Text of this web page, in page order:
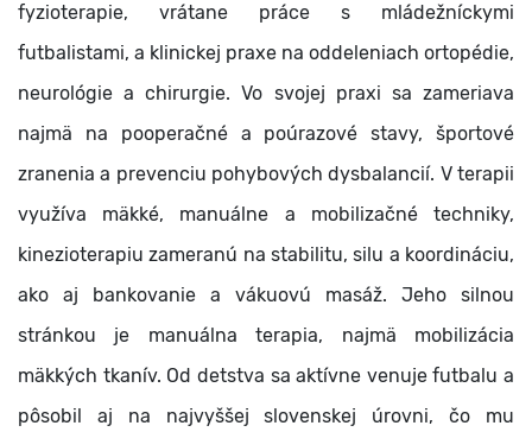
fyzioterapie, vrátane práce s mládežníckymi
futbalistami, a klinickej praxe na oddeleniach ortopédie,
neurológie a chirurgie. Vo svojej praxi sa zameriava
najmä na pooperačné a poúrazové stavy, športové
zranenia a prevenciu pohybových dysbalancií. V terapii
využíva mäkké, manuálne a mobilizačné techniky,
kinezioterapiu zameranú na stabilitu, silu a koordináciu,
ako aj bankovanie a vákuovú masáž. Jeho silnou
stránkou je manuálna terapia, najmä mobilizácia
mäkkých tkanív. Od detstva sa aktívne venuje futbalu a
pôsobil aj na najvyššej slovenskej úrovni, čo mu